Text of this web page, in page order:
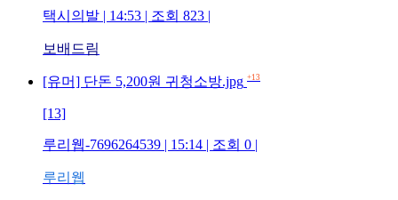
택시의발 | 14:53 | 조회 823 |
보배드림
[유머] 단돈 5,200원 귀청소방.jpg +13
[13]
루리웹-7696264539 | 15:14 | 조회 0 |
루리웹